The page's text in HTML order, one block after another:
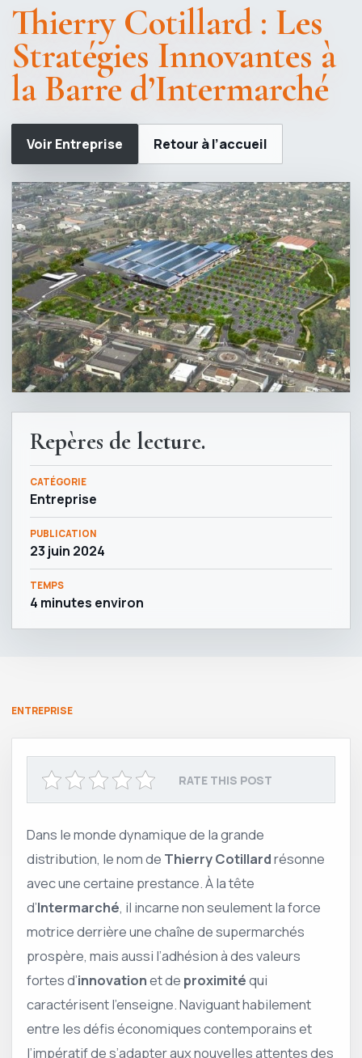
Thierry Cotillard : Les
Stratégies Innovantes à
la Barre d’Intermarché
Voir Entreprise Retour à l’accueil
Repères de lecture.
CATÉGORIE
Entreprise
PUBLICATION
23 juin 2024
TEMPS
4 minutes environ
ENTREPRISE
RATE THIS POST
Dans le monde dynamique de la grande
distribution, le nom de Thierry Cotillardrésonne
avec une certaine prestance. À la tête
d’Intermarché, il incarne non seulement la force
motrice derrière une chaîne de supermarchés
prospère, mais aussi l’adhésion à des valeurs
fortes d’innovationet de proximitéqui
caractérisent l’enseigne. Naviguant habilement
entre les défis économiques contemporains et
l’impératif de s’adapter aux nouvelles attentes des